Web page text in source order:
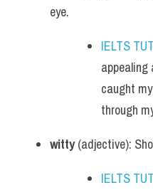
eye.
IELTS
caught
through
witty (adjective):
IELTS